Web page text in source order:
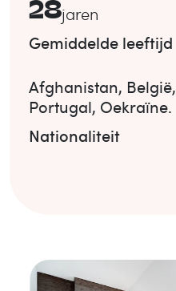
28jaren
Gemiddelde leeftijd
Afghanistan, België,
Portugal, Oekraïne.
Nationaliteit